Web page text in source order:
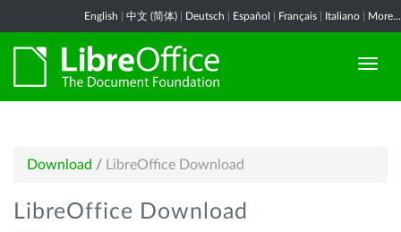
English 中文 (简体) Deutsch Español Français Italiano More...
Download / LibreOffice Download
LibreOffice Download